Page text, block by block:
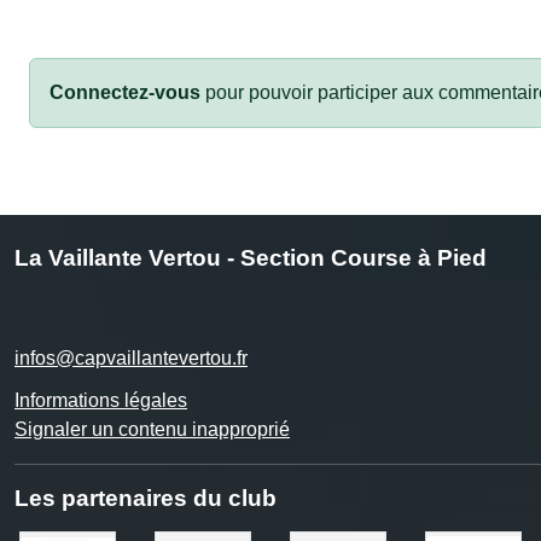
Connectez-vous pour pouvoir participer aux
La Vaillante Vertou - Section Course à Pied
infos@capvaillantevertou.fr
Informations légales
Signaler un contenu inapproprié
Les partenaires du club